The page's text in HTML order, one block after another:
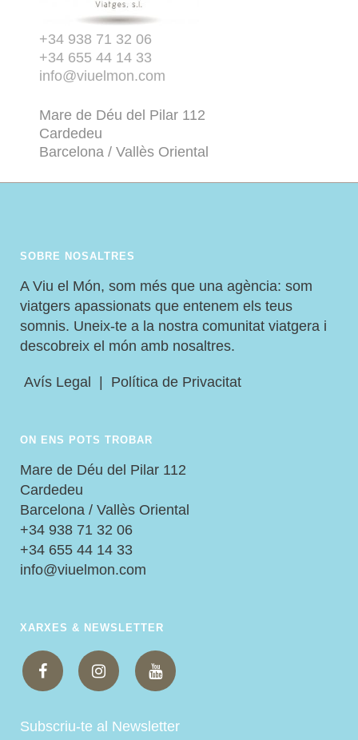
+34 938 71 32 06
+34 655 44 14 33
info@viuelmon.com
Mare de Déu del Pilar 112
Cardedeu
Barcelona / Vallès Oriental
SOBRE NOSALTRES
A Viu el Món, som més que una agència: som
viatgers apassionats que entenem els teus
somnis. Uneix-te a la nostra comunitat viatgera i
descobreix el món amb nosaltres.
Avís Legal Política de Privacitat
ON ENS POTS TROBAR
Mare de Déu del Pilar 112
Cardedeu
Barcelona / Vallès Oriental
+34 938 71 32 06
+34 655 44 14 33
info@viuelmon.com
XARXES & NEWSLETTER
Subscriu-te al Newsletter